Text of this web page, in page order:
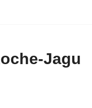
Jagu